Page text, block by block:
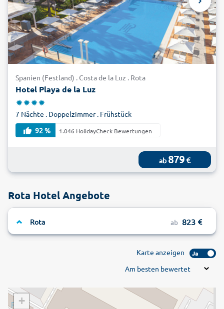
Spanien (Festland) . Costa de la Luz . Rota
Hotel Playa de la Luz
7 Nächte . Doppelzimmer . Frühstück
92 %
1.046 HolidayCheck Bewertungen
ab 879€
Rota Hotel Angebote
Rota ab 823
Karte anzeigen Ja
Am besten bewertet
+